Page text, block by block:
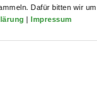
Dafür bitten wir
| Impressum